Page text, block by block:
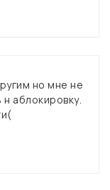
но мне не
аблокировку.